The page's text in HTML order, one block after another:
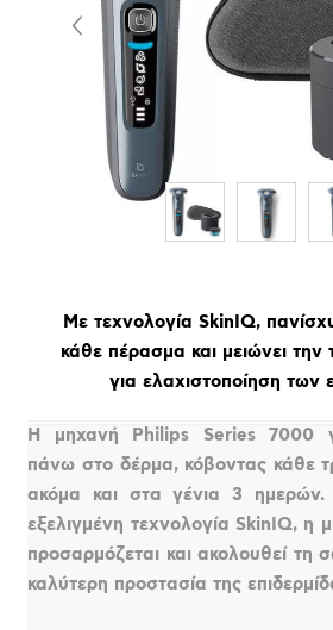
Με τεχνολογία SkinIQ,
κάθε πέρασμα και μειώνει την
για ελαχιστοποίηση των
Η μηχανή Philips Series 7000
πάνω στο δέρμα, κόβοντας κάθε
ακόμα και στα γένια 3 ημερών.
εξελιγμένη τεχνολογία SkinIQ, η
προσαρμόζεται και ακολουθεί τη
καλύτερη προστασία της